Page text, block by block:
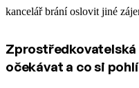
kancelář brání oslovit jiné
Zprostředkovatelská
očekávat a co si